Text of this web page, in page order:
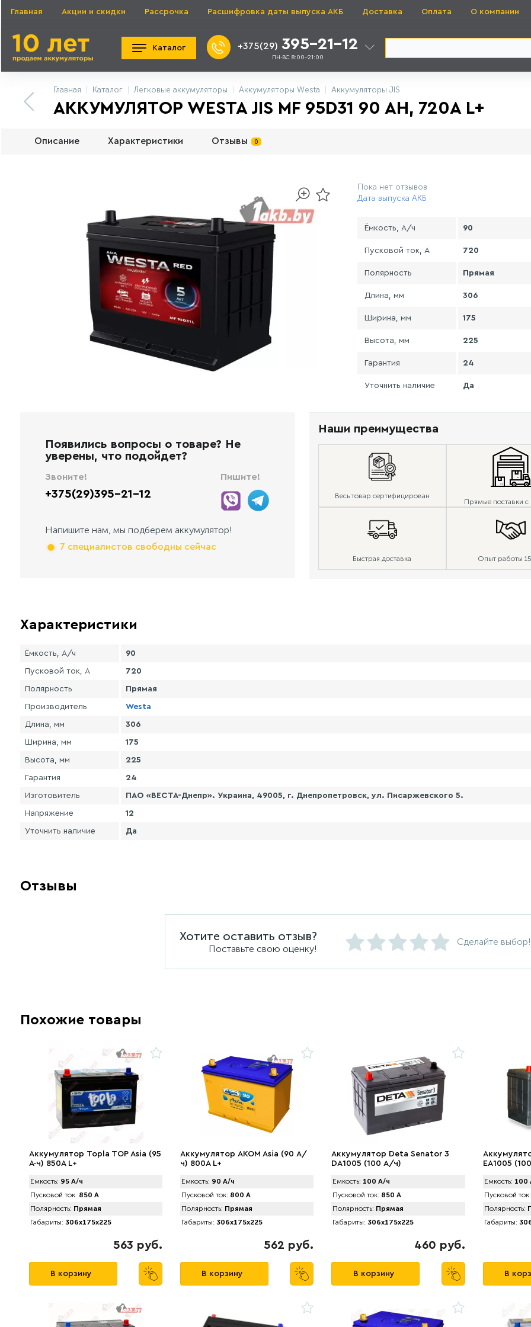
Главная Акции и скидки Рассрочка Расшифровка даты выпуска АКБ Доставка Оплата О компании
Каталог +375(29) 395-21-12
ПН-ВС 8:00-21:00
Главная Каталог Легковые аккумуляторы Аккумуляторы Westa Аккумуляторы JIS
АККУМУЛЯТОР WESTA JIS MF 95D31 90 AH, 720A L+
Описание Характеристики Отзывы 0
Пока нет отзывов
Дата выпуска АКБ
Ёмкость, А/ч 90
Пусковой ток, А 720
Полярность Прямая
Длина, мм 306
Ширина, мм 175
Высота, мм 225
Гарантия 24
Уточнить наличие Да
Появились вопросы о товаре? Не
уверены, что подойдет?
Звоните!
+375(29)395-21-12
Пишите!
Напишите нам, мы подберем аккумулятор!
7 специалистов свободны сейчас
Наши преимущества
Весь товар сертифицирован
Прямые поставки с
Быстрая доставка Опыт работы
Характеристики
Ёмкость, А/ч 90
Пусковой ток, А 720
Полярность Прямая
Производитель Westa
Длина, мм 306
Ширина, мм 175
Высота, мм 225
Гарантия 24
Изготовитель ПАО «ВЕСТА-Днепр». Украина, 49005, г. Днепропетровск, ул. Писаржевского 5.
Напряжение 12
Уточнить наличие Да
Отзывы
Хотите оставить отзыв?
Поставьте свою оценку!
Сделайте выбор!
Похожие товары
Аккумулятор Topla TOP Asia (95
А·ч) 850A L+
Емкость: 95 А/ч
Пусковой ток: 850 А
Полярность: Прямая
Габариты: 306x175x225
563 руб.
В корзину
Аккумулятор AKOM Asia (90 А/
ч) 800A L+
Емкость: 90 А/ч
Пусковой ток: 800 А
Полярность: Прямая
Габариты: 306x175x225
562 руб.
В корзину
Аккумулятор Deta Senator 3
DA1005 (100 А/ч)
Емкость: 100 А/ч
Пусковой ток: 850 А
Полярность: Прямая
Габариты: 306x175x225
460 руб.
В корзину
EA1005
Емкость: 100
Пусковой ток:
Полярность:
Габариты:
В